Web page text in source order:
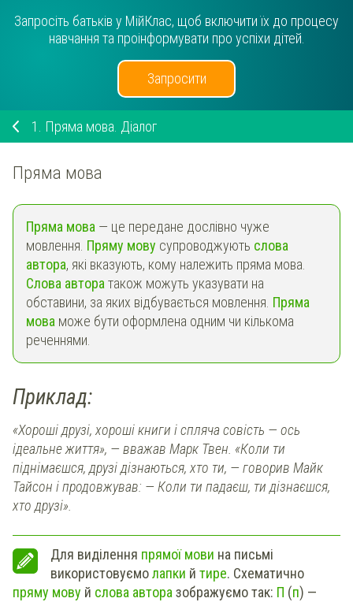
Запросіть батьків у МійКлас, щоб включити їх до процесу
навчання та проінформувати про успіхи дітей.
Запросити
1. Пряма мова. Діалог
Пряма мова
Пряма мова — це передане дослівно чуже
мовлення. Пряму мову супроводжують слова
автора, які вказують, кому належить пряма мова.
Слова авторатакож можуть указувати на
обставини, за яких відбувається мовлення. Пряма
мова може бути оформлена одним чи кількома
реченнями.
Приклад:
«Хороші друзі, хороші книги і спляча совість — ось
ідеальне життя», — вважав Марк Твен. «Коли ти
піднімаєшся, друзі дізнаються, хто ти, — говорив Майк
Тайсон і продовжував: — Коли ти падаєш, ти дізнаєшся,
хто друзі».
Для виділення прямої мови на письмі
використовуємолапки й тире. Схематично
пряму мову й слова автора зображуємо так: П (п) —